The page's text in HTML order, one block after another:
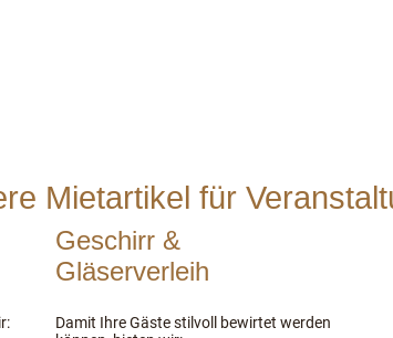
Mietartikel für
Geschirr &
Gläserverleih
Damit Ihre Gäste stilvoll bewirtet werden